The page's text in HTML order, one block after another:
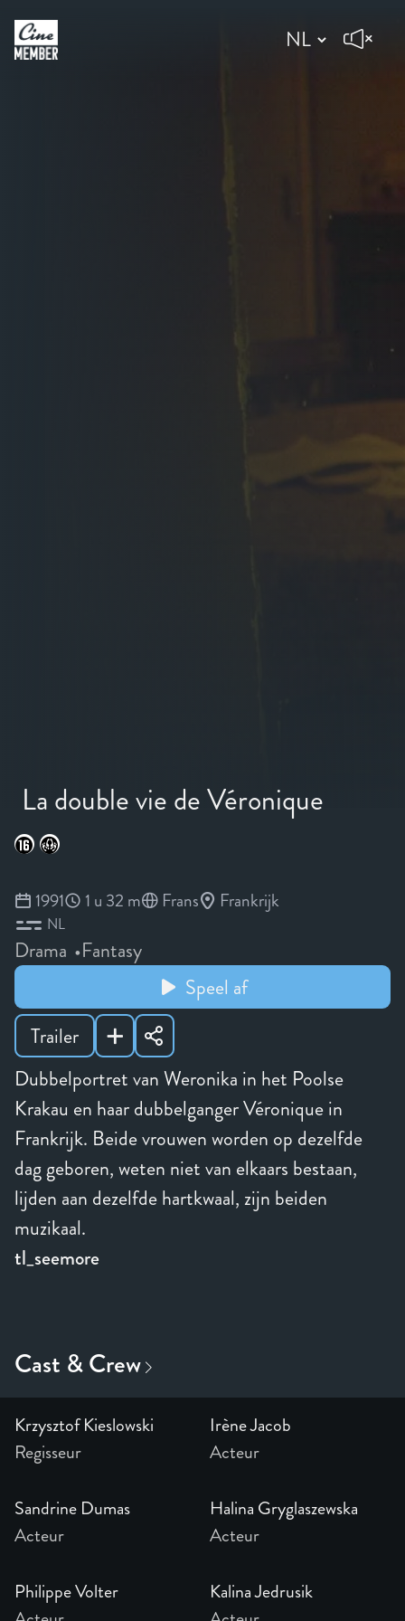
La double vie de Véronique
Dubbelportret van Weronika in het Poolse
Krakau en haar dubbelganger Véronique in
Frankrijk. Beide vrouwen worden op dezelfde
dag geboren, weten niet van elkaars bestaan,
lijden aan dezelfde hartkwaal, zijn beiden
muzikaal.
tl_seemore
1991 1 u 32 m Frans Frankrijk
NL
Drama
Fantasy
Speel af
Trailer
Krzysztof Kieslowski
Regisseur
Irène Jacob
Acteur
Sandrine Dumas
Acteur
Halina Gryglaszewska
Acteur
Philippe Volter
Kalina Jedrusik